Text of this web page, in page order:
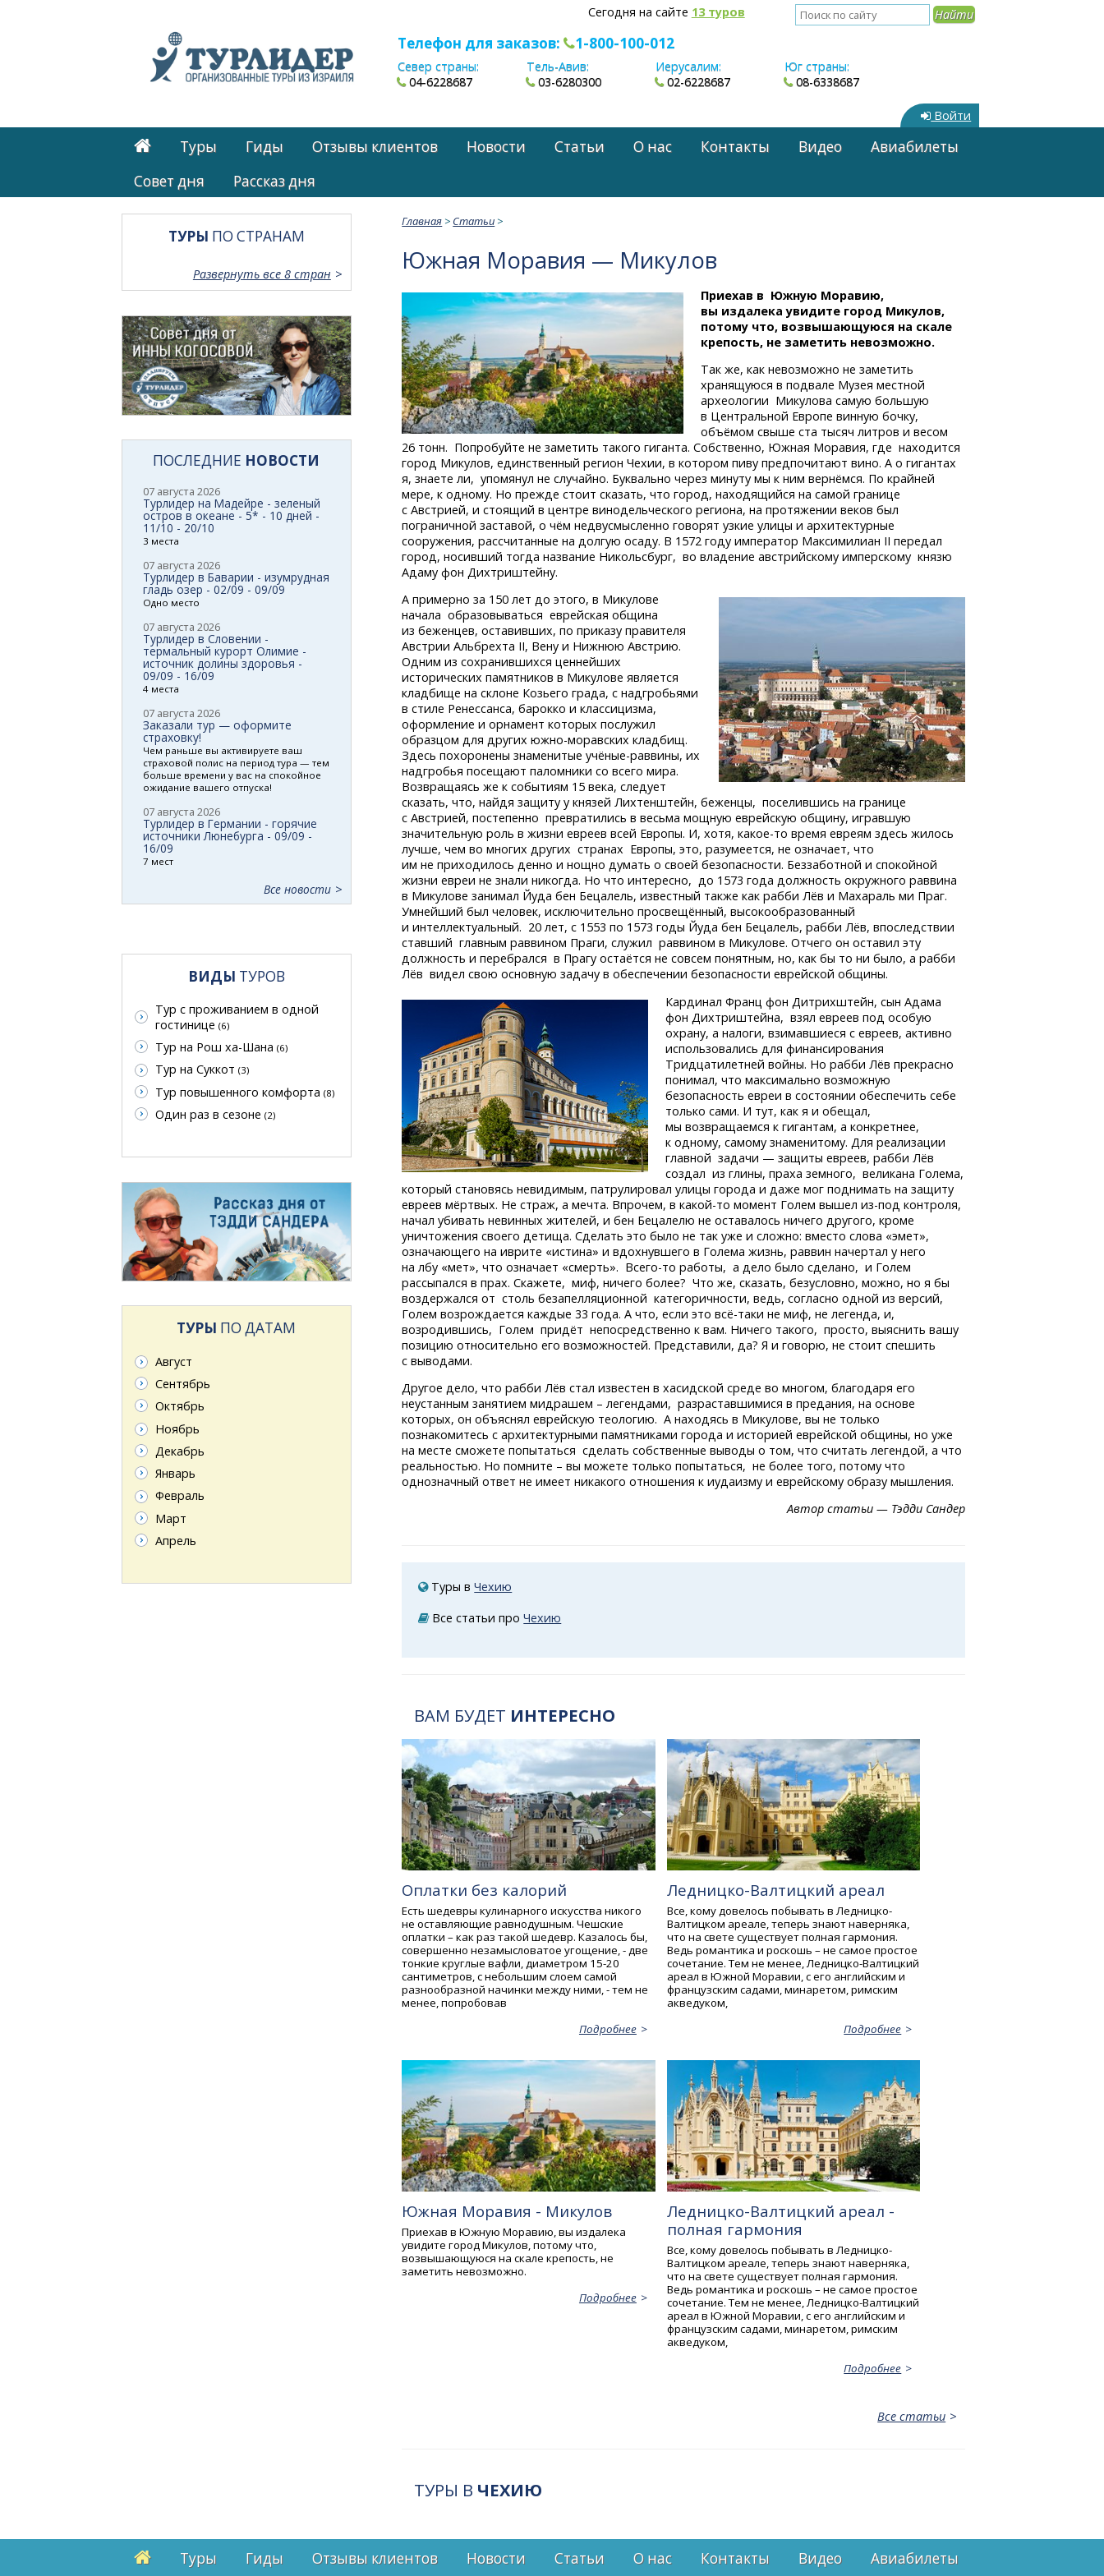
Сегодня на сайте 13 туров
Телефон для заказов: 1-800-100-012
Север страны:
04-6228687
Тель-Авив:
03-6280300
Иерусалим:
02-6228687
Юг страны:
08-6338687
Войти
Туры Гиды Отзывы клиентов Новости Статьи О нас Контакты Видео
Авиабилеты
Cовет дня
Рассказ дня
Главная > Статьи >
Южная Моравия — Микулов
Приехав в Южную Моравию,
вы издалека увидите город Микулов,
потому что, возвышающуюся на скале
крепость, не заметить невозможно.
Так же, как невозможно не заметить
хранящуюся в подвале Музея местной
археологии Микулова самую большую
в Центральной Европе винную бочку,
объёмом свыше ста тысяч литров и весом
26 тонн. Попробуйте не заметить такого гиганта. Собственно, Южная Моравия, где находится
город Микулов, единственный регион Чехии, в котором пиву предпочитают вино. А о гигантах
я, знаете ли, упомянул не случайно. Буквально через минуту мы к ним вернёмся. По крайней
мере, к одному. Но прежде стоит сказать, что город, находящийся на самой границе
с Австрией, и стоящий в центре винодельческого региона, на протяжении веков был
пограничной заставой, о чём недвусмысленно говорят узкие улицы и архитектурные
сооружения, рассчитанные на долгую осаду. В 1572 году император Максимилиан II передал
город, носивший тогда название Никольсбург, во владение австрийскому имперскому князю
Адаму фон Дихтриштейну.
А примерно за 150 лет до этого, в Микулове
начала образовываться еврейская община
из беженцев, оставивших, по приказу правителя
Австрии Альбрехта II, Вену и Нижнюю Австрию.
Одним из сохранившихся ценнейших
исторических памятников в Микулове является
кладбище на склоне Козьего града, с надгробьями
в стиле Ренессанса, барокко и классицизма,
оформление и орнамент которых послужил
образцом для другихюжно-моравских кладбищ.
Здесь похоронены знаменитыеучёные-раввины, их
надгробья посещают паломники со всего мира.
Возвращаясь же к событиям 15 века, следует
сказать, что, найдя защиту у князей Лихтенштейн, беженцы, поселившись на границе
с Австрией, постепенно превратились в весьма мощную еврейскую общину, игравшую
значительную роль в жизни евреев всей Европы. И, хотя,какое-то время евреям здесь жилось
лучше, чем во многих других странах Европы, это, разумеется, не означает, что
им не приходилось денно и нощно думать о своей безопасности. Беззаботной и спокойной
жизни евреи не знали никогда. Но что интересно, до 1573 года должность окружного раввина
в Микулове занимал Йуда бен Бецалель, известный также как рабби Лёв и Махараль ми Праг.
Умнейший был человек, исключительно просвещённый, высокообразованный
и интеллектуальный. 20 лет, с 1553 по 1573 годы Йуда бен Бецалель, рабби Лёв, впоследствии
ставший главным раввином Праги, служил раввином в Микулове. Отчего он оставил эту
должность и перебрался в Прагу остаётся не совсем понятным, но, как бы то ни было, а рабби
Лёв видел свою основную задачу в обеспечении безопасности еврейской общины.
Кардинал Франц фон Дитрихштейн, сын Адама
фон Дихтриштейна, взял евреев под особую
охрану, а налоги, взимавшиеся с евреев, активно
использовались для финансирования
Тридцатилетней войны. Но рабби Лёв прекрасно
понимал, что максимально возможную
безопасность евреи в состоянии обеспечить себе
только сами. И тут, как я и обещал,
мы возвращаемся к гигантам, а конкретнее,
к одному, самому знаменитому. Для реализации
главной задачи — защиты евреев, рабби Лёв
создал из глины, праха земного, великана Голема,
который становясь невидимым, патрулировал улицы города и даже мог поднимать на защиту
евреев мёртвых. Не страж, а мечта. Впрочем,в какой-то момент Голем вышелиз-под контроля,
начал убивать невинных жителей, и бен Бецалелю не оставалось ничего другого, кроме
уничтожения своего детища. Сделать это было не так уже и сложно: вместо слова «эмет»,
означающего на иврите «истина» и вдохнувшего в Голема жизнь, раввин начертал у него
на лбу «мет», что означает «смерть». Всего-то работы, а дело было сделано, и Голем
рассыпался в прах. Скажете, миф, ничего более? Что же, сказать, безусловно, можно, но я бы
воздержался от столь безапелляционной категоричности, ведь, согласно одной из версий,
Голем возрождается каждые 33 года. А что, если этовсё-таки не миф, не легенда, и,
возродившись, Голем придёт непосредственно к вам. Ничего такого, просто, выяснить вашу
позицию относительно его возможностей. Представили, да? Я и говорю, не стоит спешить
с выводами.
Другое дело, что рабби Лёв стал известен в хасидской среде во многом, благодаря его
неустанным занятием мидрашем – легендами, разраставшимися в предания, на основе
которых, он объяснял еврейскую теологию. А находясь в Микулове, вы не только
познакомитесь с архитектурными памятниками города и историей еврейской общины, но уже
на месте сможете попытаться сделать собственные выводы о том, что считать легендой, а что
реальностью. Но помните – вы можете только попытаться, не более того, потому что
однозначный ответ не имеет никакого отношения к иудаизму и еврейскому образу мышления.
Автор статьи — Тэдди Сандер
Туры вЧехию
Все статьи проЧехию
ВАМ БУДЕТ ИНТЕРЕСНО
Оплатки без калорий
Есть шедевры кулинарного искусства никого
не оставляющие равнодушным. Чешские
оплатки – как раз такой шедевр. Казалось бы,
совершенно незамысловатое угощение, - две
тонкие круглые вафли, диаметром 15-20
сантиметров, с небольшим слоем самой
разнообразной начинки между ними, - тем не
менее, попробовав
Подробнее
Ледницко-Валтицкий ареал
Все, кому довелось побывать в Ледницко-
Валтицком ареале, теперь знают наверняка,
что на свете существует полная гармония.
Ведь романтика и роскошь – не самое простое
сочетание. Тем не менее, Ледницко-Валтицкий
ареал в Южной Моравии, с его английским и
французским садами, минаретом, римским
акведуком,
Подробнее
Южная Моравия - Микулов
Приехав в Южную Моравию, вы издалека
увидите город Микулов, потому что,
возвышающуюся на скале крепость, не
заметить невозможно.
Подробнее
Ледницко-Валтицкий ареал -
полная гармония
Все, кому довелось побывать в Ледницко-
Валтицком ареале, теперь знают наверняка,
что на свете существует полная гармония.
Ведь романтика и роскошь – не самое простое
сочетание. Тем не менее, Ледницко-Валтицкий
ареал в Южной Моравии, с его английским и
французским садами, минаретом, римским
акведуком,
Подробнее
Все статьи
ТУРЫ В ЧЕХИЮ
ТУРЫ ПО СТРАНАМ
Развернуть все 8 стран
ПОСЛЕДНИЕ НОВОСТИ
07 августа 2026
Турлидер на Мадейре - зеленый
остров в океане - 5* - 10 дней -
11/10 - 20/10
3 места
07 августа 2026
Турлидер в Баварии - изумрудная
гладь озер - 02/09 - 09/09
Одно место
07 августа 2026
Турлидер в Словении -
термальный курорт Олимие -
источник долины здоровья -
09/09 - 16/09
4 места
07 августа 2026
Заказали тур — оформите
страховку!
Чем раньше вы активируете ваш
страховой полис на период тура — тем
больше времени у вас на спокойное
ожидание вашего отпуска!
07 августа 2026
Турлидер в Германии - горячие
источники Люнебурга - 09/09 -
16/09
7 мест
Все новости
ВИДЫ ТУРОВ
Тур с проживанием в одной
гостинице (6)
Тур на Рош ха-Шана (6)
Тур на Суккот (3)
Тур повышенного комфорта (8)
Один раз в сезоне (2)
ТУРЫ ПО ДАТАМ
Август
Сентябрь
Октябрь
Ноябрь
Декабрь
Январь
Февраль
Март
Апрель
Туры Гиды Отзывы клиентов Новости Статьи О нас Контакты Видео Авиабилеты